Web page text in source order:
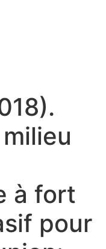
à fort
pour